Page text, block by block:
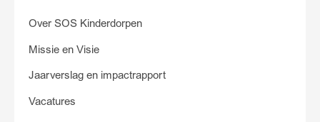
Over SOS Kinderdorpen
Missie en Visie
Jaarverslag en impactrapport
Vacatures